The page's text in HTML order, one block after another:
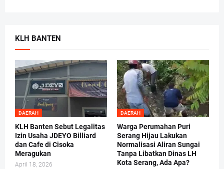
KLH BANTEN
DAERAH
KLH Banten Sebut Legalitas
Izin Usaha JDEYO Billiard
dan Cafe di Cisoka
Meragukan
April 18, 2026
DAERAH
Warga Perumahan Puri
Serang Hijau Lakukan
Normalisasi Aliran Sungai
Tanpa Libatkan Dinas LH
Kota Serang, Ada Apa?